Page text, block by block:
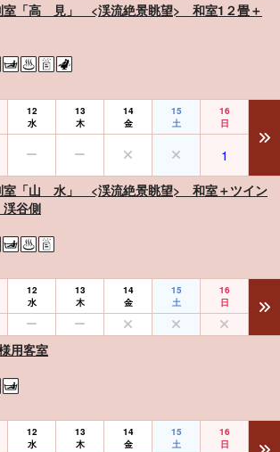
室「高 見」 <渓流絶景眺望> 和室1２畳＋
12
水
13
木
14
金
15
土
16
日
1
室「山 水」 <渓流絶景眺望> 和室＋ツイン
谷側
12
水
13
木
14
金
15
土
16
日
用客室
12
水
13
木
14
金
15
土
16
日